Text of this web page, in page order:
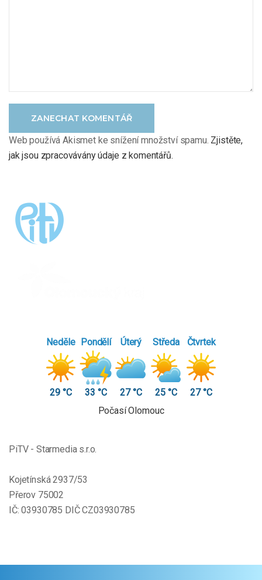
ZANECHAT KOMENTÁŘ
Web používá Akismet ke snížení množství spamu. Zjistěte,
jak jsou zpracovávány údaje z komentářů.
Neděle
29 °C
Pondělí
33 °C
Úterý
27 °C
Středa
25 °C
Čtvrtek
27 °C
Počasí Olomouc
PiTV - Starmedia s.r.o.
Kojetínská 2937/53
Přerov 75002
IČ: 03930785 DIČ CZ03930785